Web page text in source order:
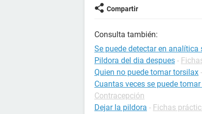
Compartir
Consulta también:
Se puede detectar en
Pildora del dia despues -
Quien no puede tomar torsilax -
Cuantas veces se puede
Contracepción
Dejar la pildora - Fichas